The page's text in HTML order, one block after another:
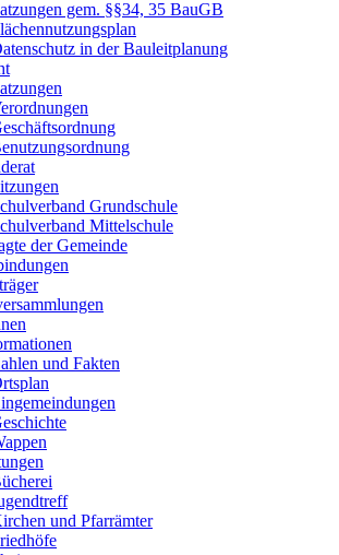
gem. §§34, 35 BauGB
in der Bauleitplanung
Grundschule
Mittelschule
der Gemeinde
und Fakten
und Pfarrämter